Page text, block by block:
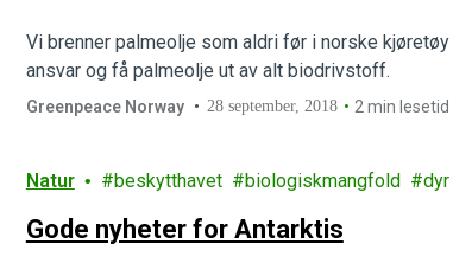
Vi brenner palmeolje som aldri før i norske
ansvar og få palmeolje ut av alt biodrivstoff.
Greenpeace Norway 28 september, 2018 2 min lesetid
Natur beskytthavet biologiskmangfold dyr
Gode nyheter for Antarktis